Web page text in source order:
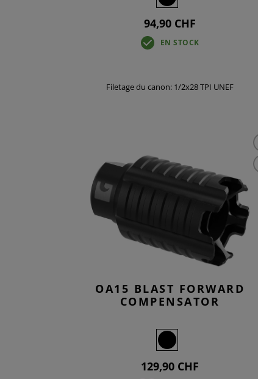
94,90 CHF
EN STOCK
Filetage du canon: 1/2x28 TPI UNEF
OA15 BLAST FORWARD
COMPENSATOR
129,90 CHF